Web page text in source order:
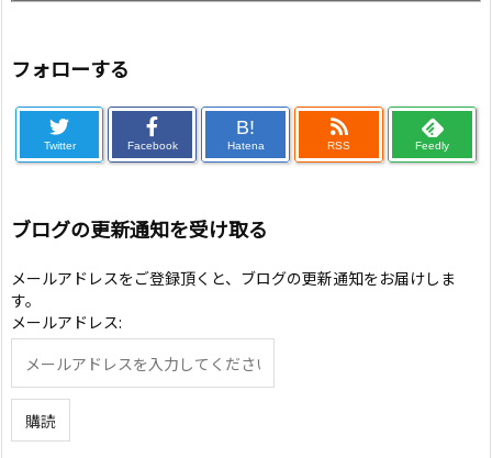
フォローする
Twitter Facebook
B!
Hatena RSS Feedly
ブログの更新通知を受け取る
メールアドレスをご登録頂くと、ブログの更新通知をお届けしま
す。
メールアドレス: